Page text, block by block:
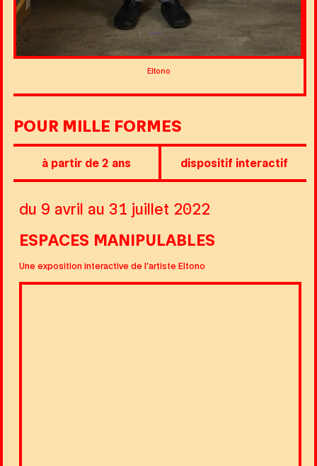
Eltono
POUR MILLE FORMES
à partir de 2 ans dispositif interactif
du 9 avril au 31 juillet 2022
ESPACES MANIPULABLES
Une exposition interactive de l’artiste Eltono